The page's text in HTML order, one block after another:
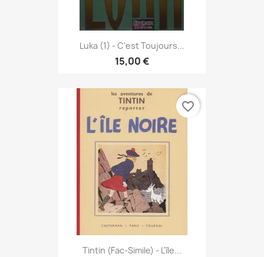
Luka (1) - C'est Toujours...
15,00 €
Tintin (Fac-Simile) - L'île...
favorite_border